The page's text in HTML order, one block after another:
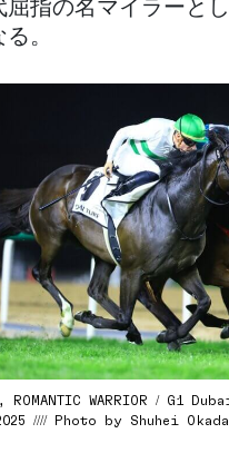
屈指の名マイラーと
。
ROMANTIC WARRIOR / G1
//// Photo by Shuhei Okada